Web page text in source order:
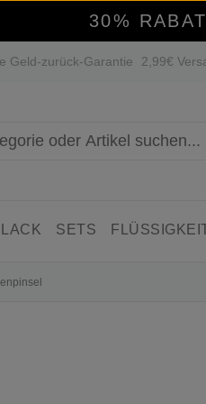
30%
Geld-zurück-Garantie 2,99€
SETS